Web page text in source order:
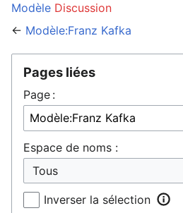
Modèle Discussion
← Modèle:Franz Kafka
Pages liées
Page :
Espace de noms :
Inverser la sélection